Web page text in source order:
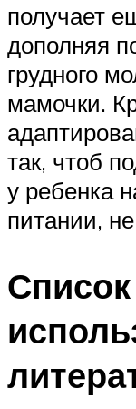
получает
дополняя
грудного
мамочки.
так, чтоб
у ребенка
питании,
Список